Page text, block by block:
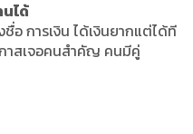
ได้
อ การเงิน ได้เงินยากแต่ได้ที
าสเจอคนสำคัญ คนมีคู่